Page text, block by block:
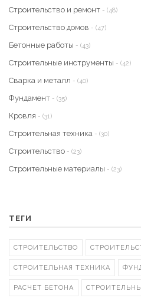
Строительство и ремонт - (48)
Строительство домов - (47)
Бетонные работы - (43)
Строительные инструменты - (42)
Сварка и металл - (40)
Фундамент - (35)
Кровля - (31)
Строительная техника - (30)
Строительство - (23)
Строительные материалы - (23)
ТЕГИ
СТРОИТЕЛЬСТВО
СТРОИТЕЛЬНАЯ ТЕХНИКА
РАСЧЕТ БЕТОНА